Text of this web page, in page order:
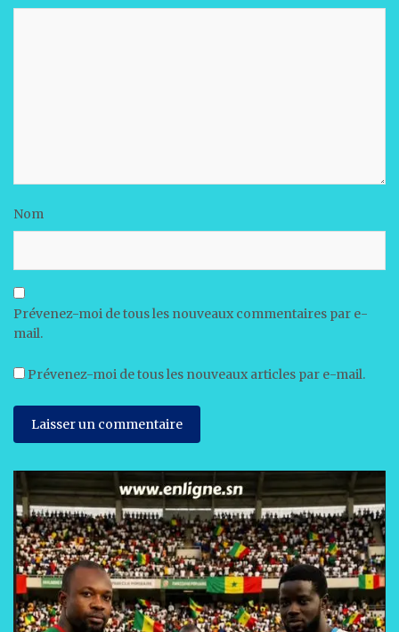
Nom
Prévenez-moi de tous les nouveaux commentaires par e-
mail.
Prévenez-moi de tous les nouveaux articles par e-mail.